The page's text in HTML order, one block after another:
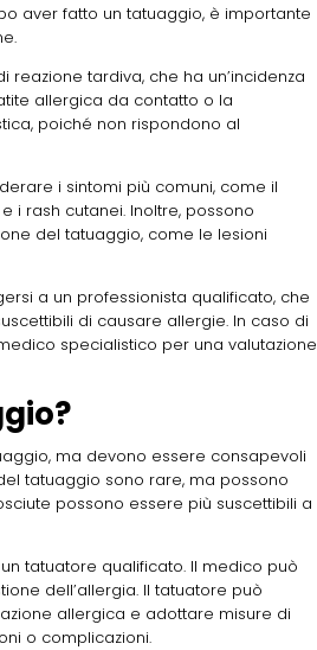
aver fatto un tatuaggio, è importante
tardiva, che ha un’incidenza
allergica da contatto o la
poiché non rispondono al
i sintomi più comuni, come il
i rash cutanei. Inoltre, possono
del tatuaggio, come le lesioni
a un professionista qualificato, che
di causare allergie. In caso di
specialistico per una valutazione
ma devono essere consapevoli
tatuaggio sono rare, ma possono
possono essere più suscettibili a
tatuatore qualificato. Il medico può
dell’allergia. Il tatuatore può
allergica e adottare misure di
o complicazioni.